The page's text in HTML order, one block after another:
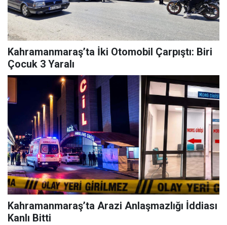
Kahramanmaraş’ta İki Otomobil Çarpıştı: Biri
Çocuk 3 Yaralı
Kahramanmaraş’ta Arazi Anlaşmazlığı İddiası
Kanlı Bitti